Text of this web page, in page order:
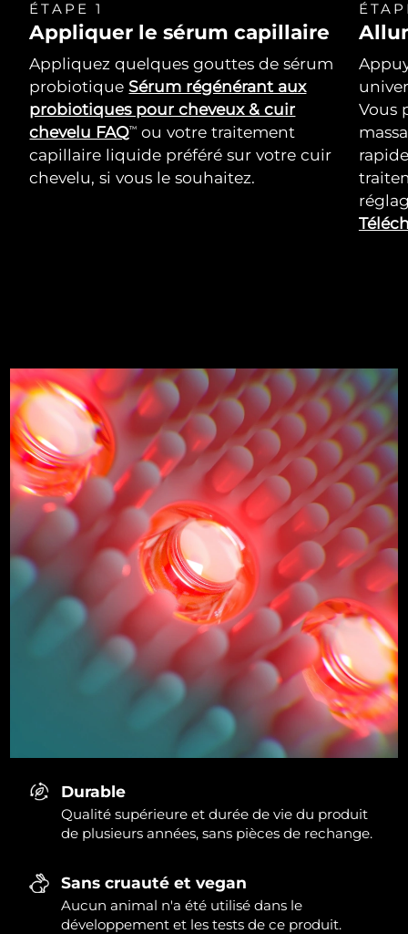
ÉTAPE 1
Appliquer le sérum capillaire
Appliquez quelques gouttes de sérum
probiotique Sérum régénérant aux
probiotiques pour cheveux & cuir
chevelu FAQTM
ou votre traitement
capillaire liquide préféré sur votre cuir
chevelu, si vous le souhaitez.
Vous
Durable
Qualité supérieure et durée de vie du produit
de plusieurs années, sans pièces de rechange.
Sans cruauté et vegan
Aucun animal n'a été utilisé dans le
développement et les tests de ce produit.